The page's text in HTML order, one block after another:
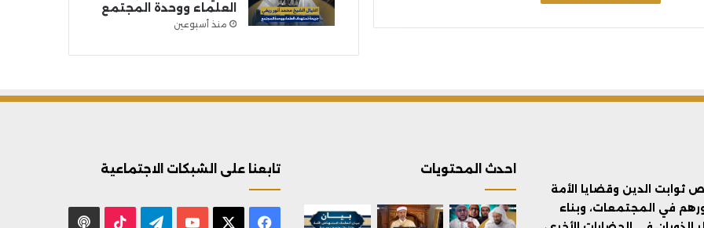
العلماء ووحدة المجتمع
منذ أسبوعين
الدين وقضايا الأمة
في المجتمعات، وبناء
احدث المحتويات تابعنا على الشبكات الاجتماعية
فيسبوك يوتيوب تيلقرام ‫TikTok